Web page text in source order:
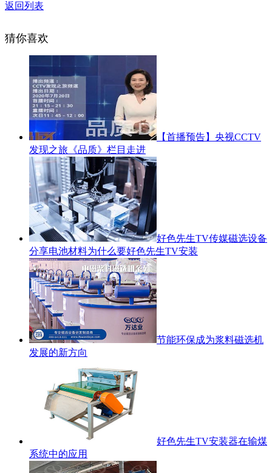
返回列表
猜你喜欢
【首播预告】央视CCTV
发现之旅《品质》栏目走进
好色先生TV传媒磁选设备
分享电池材料为什么要好色先生TV安装
节能环保成为浆料磁选机
发展的新方向
好色先生TV安装器在输煤
系统中的应用